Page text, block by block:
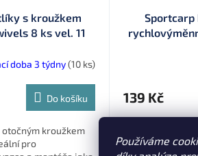
Používáme
s kroužkem
8 ks vel. 11
doba 3 týdny(10 ks)
Do košíku
kroužkem
pro
139 Kč
rychlovýměnné